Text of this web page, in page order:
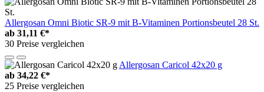
Allergosan Omni Biotic SR-9 mit B-Vitaminen Portionsbeutel 28 St.
ab 31,11 €*
30 Preise vergleichen
Allergosan Caricol 42x20 g
ab 34,22 €*
25 Preise vergleichen